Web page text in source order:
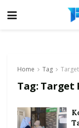
Home Tag
Tag: Target